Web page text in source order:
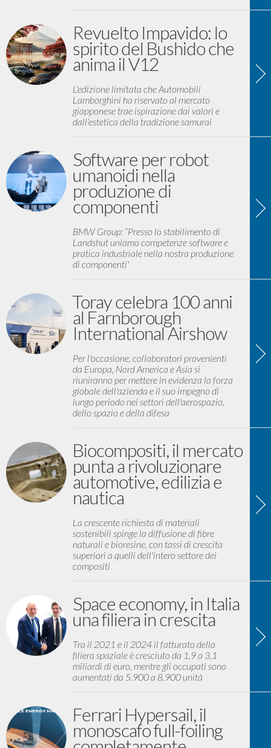
Revuelto Impavido: lo
spirito del Bushido che
anima il V12
L’edizione limitata che Automobili
Lamborghini ha riservato al mercato
giapponese trae ispirazione dai valori e
dall’estetica della tradizione samurai
Software per robot
umanoidi nella
produzione di
componenti
BMW Group: “Presso lo stabilimento di
Landshut uniamo competenze software e
pratica industriale nella nostra produzione
di componenti'
Toray celebra 100 anni
al Farnborough
International Airshow
Per l'occasione, collaboratori provenienti
da Europa, Nord America e Asia si
riuniranno per mettere in evidenza la forza
globale dell'azienda e il suo impegno di
lungo periodo nei settori dell'aerospazio,
dello spazio e della difesa
Biocompositi, il mercato
punta a rivoluzionare
automotive, edilizia e
nautica
La crescente richiesta di materiali
sostenibili spinge la diffusione di fibre
naturali e bioresine, con tassi di crescita
superiori a quelli dell'intero settore dei
compositi
Space economy, in Italia
una filiera in crescita
Tra il 2021 e il 2024 il fatturato della
filiera spaziale è cresciuto da 1,9 a 3,1
miliardi di euro, mentre gli occupati sono
aumentati da 5.900 a 8.900 unità
Ferrari Hypersail, il
monoscafo full-foiling